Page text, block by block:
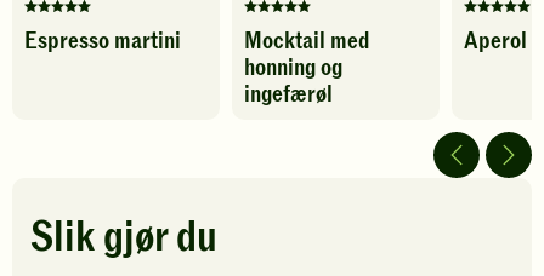
Denne
oppskriften
Klikk
for
Espresso martini
Denne
oppskriften
har
fått
Mocktail med
honning og
ingefærøl
Denne
av
5
Aperol
Slik gjør du